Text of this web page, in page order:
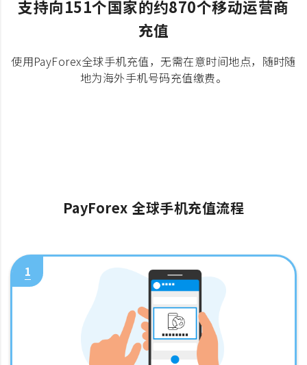
支持向151个国家的约870个移动运营商
充值
使用PayForex全球手机充值，无需在意时间地点，随时随
地为海外手机号码充值缴费。
PayForex 全球手机充值流程
1